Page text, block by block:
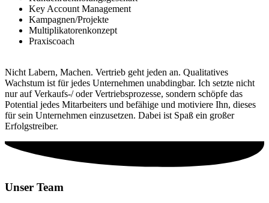
Key Account Management
Kampagnen/Projekte
Multiplikatorenkonzept
Praxiscoach
Nicht Labern, Machen. Vertrieb geht jeden an. Qualitatives
Wachstum ist für jedes Unternehmen unabdingbar. Ich setzte nicht
nur auf Verkaufs-/ oder Vertriebsprozesse, sondern schöpfe das
Potential jedes Mitarbeiters und befähige und motiviere Ihn, dieses
für sein Unternehmen einzusetzen. Dabei ist Spaß ein großer
Erfolgstreiber.
Unser Team